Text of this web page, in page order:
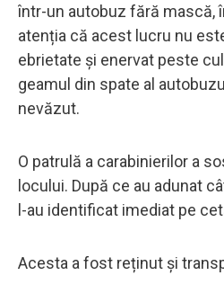
într-un autobuz fără mască,
atenția că acest lucru nu
ebrietate și enervat peste
geamul din spate al
nevăzut.
O patrulă a carabinierilor a
locului. După ce au adunat
l-au identificat imediat pe
Acesta a fost reținut și